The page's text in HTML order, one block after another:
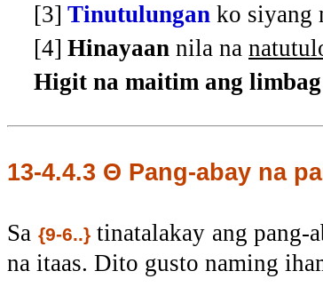
[3] Tinutulungan ko siyang
[4] Hinayaan nila na
Higit na maitim ang limbag
13-4.4.3 Θ Pang-abay na
Sa {9-6..}tinatalakay ang pang-
na itaas. Dito gusto naming